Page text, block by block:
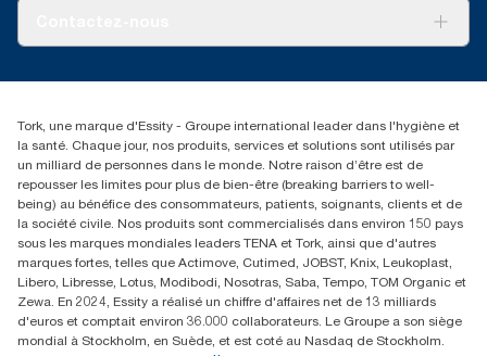
(866) 722-8675
Tork, une marque d'Essity - Groupe international leader dans l'hygiène et
la santé. Chaque jour, nos produits, services et solutions sont utilisés par
un milliard de personnes dans le monde. Notre raison d’être est de
repousser les limites pour plus de bien-être (breaking barriers to well-
being) au bénéfice des consommateurs, patients, soignants, clients et de
la société civile. Nos produits sont commercialisés dans environ 150 pays
sous les marques mondiales leaders TENA et Tork, ainsi que d'autres
marques fortes, telles que Actimove, Cutimed, JOBST, Knix, Leukoplast,
Libero, Libresse, Lotus, Modibodi, Nosotras, Saba, Tempo, TOM Organic et
Zewa. En 2024, Essity a réalisé un chiffre d'affaires net de 13 milliards
d'euros et comptait environ 36.000 collaborateurs. Le Groupe a son siège
mondial à Stockholm, en Suède, et est coté au Nasdaq de Stockholm.